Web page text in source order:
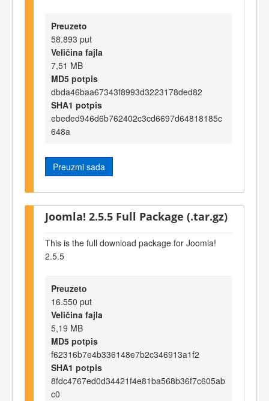
Preuzeto
58.893 put
Veličina fajla
7,51 MB
MD5 potpis
dbda46baa67343f8993d3223178ded82
SHA1 potpis
ebeded946d6b762402c3cd6697d64818185c
648a
Preuzmi sada
Joomla! 2.5.5 Full Package (.tar.gz)
This is the full download package for Joomla!
2.5.5
Preuzeto
16.550 put
Veličina fajla
5,19 MB
MD5 potpis
f62316b7e4b336148e7b2c346913a1f2
SHA1 potpis
8fdc4767ed0d34421f4e81ba568b36f7c605ab
c0